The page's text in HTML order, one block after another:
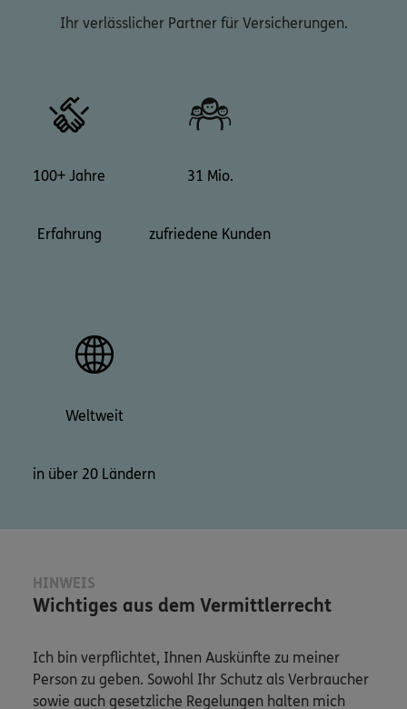
Ihr verlässlicher Partner für Versicherungen.
100+ Jahre
Erfahrung
31 Mio.
zufriedene Kunden
Weltweit
in über 20 Ländern
HINWEIS
Wichtiges aus dem Vermittlerrecht
Ich bin verpflichtet, Ihnen Auskünfte zu meiner
Person zu geben. Sowohl Ihr Schutz als Verbraucher
sowie auch gesetzliche Regelungen halten mich